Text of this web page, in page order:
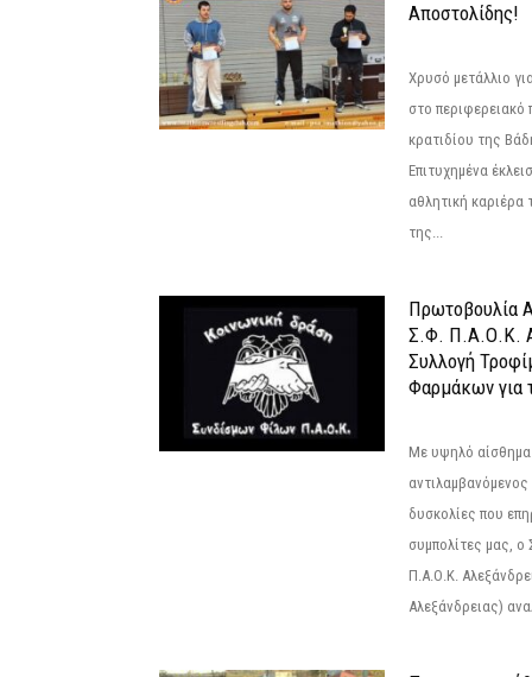
Αποστολίδης!
Χρυσό μετάλλιο
στο
κρατιδίου της
Επιτυχημένα
αθλητική καριέρα
της...
Πρωτοβουλία
Σ.Φ. Π.Α.Ο.Κ.
Συλλογή
Φαρμάκων για
Με υψηλό αίσθημα
αντιλαμβανόμενος
δυσκολίες που
συμπολίτες μας,
Π.Α.Ο.Κ.
Αλεξάνδρειας)